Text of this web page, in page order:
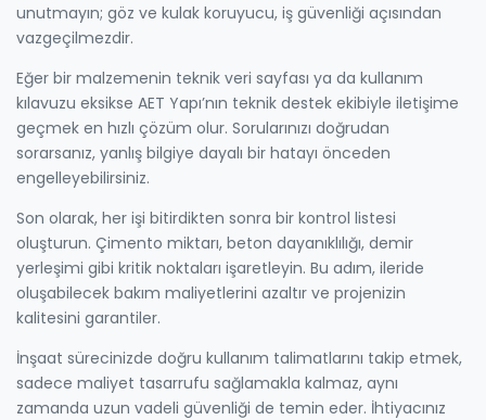
unutmayın; göz ve kulak koruyucu, iş güvenliği açısından
vazgeçilmezdir.
Eğer bir malzemenin teknik veri sayfası ya da kullanım
kılavuzu eksikse AET Yapı’nın teknik destek ekibiyle iletişime
geçmek en hızlı çözüm olur. Sorularınızı doğrudan
sorarsanız, yanlış bilgiye dayalı bir hatayı önceden
engelleyebilirsiniz.
Son olarak, her işi bitirdikten sonra bir kontrol listesi
oluşturun. Çimento miktarı, beton dayanıklılığı, demir
yerleşimi gibi kritik noktaları işaretleyin. Bu adım, ileride
oluşabilecek bakım maliyetlerini azaltır ve projenizin
kalitesini garantiler.
İnşaat sürecinizde doğru kullanım talimatlarını takip etmek,
sadece maliyet tasarrufu sağlamakla kalmaz, aynı
zamanda uzun vadeli güvenliği de temin eder. İhtiyacınız